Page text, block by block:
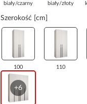
biały/czarny biały/złoty
Szerokość [cm]
100 110
+6